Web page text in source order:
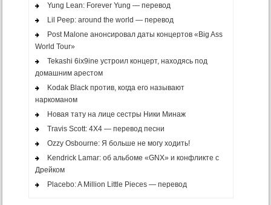
Yung Lean: Forever Yung — перевод
Lil Peep: around the world — перевод
Post Malone анонсировал даты концертов «Big Ass
World Tour»
Tekashi 6ix9ine устроил концерт, находясь под
домашним арестом
Kodak Black против, когда его называют
наркоманом
Новая тату на лице сестры Ники Минаж
Travis Scott: 4X4 — перевод песни
Ozzy Osbourne: Я больше не могу ходить!
Kendrick Lamar: об альбоме «GNX» и конфликте с
Дрейком
Placebo: A Million Little Pieces — перевод